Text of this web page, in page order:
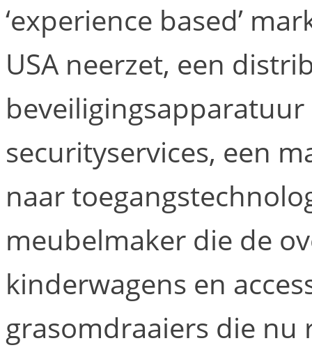
‘experience based’
USA neerzet, een
securityservices, een
naar
meubelmaker die de
kinderwagens en
grasomdraaiers die nu